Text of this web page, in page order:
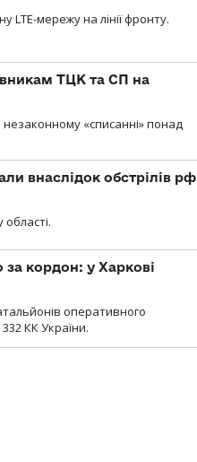
мережу на лінії фронту.
ТЦК та СП на
«списанні» понад
внаслідок обстрілів рф
за кордон: у Харкові
оперативного
КК України.